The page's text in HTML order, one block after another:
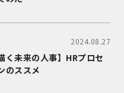
2024.08.27
く未来の人事】HRプロセ
のススメ